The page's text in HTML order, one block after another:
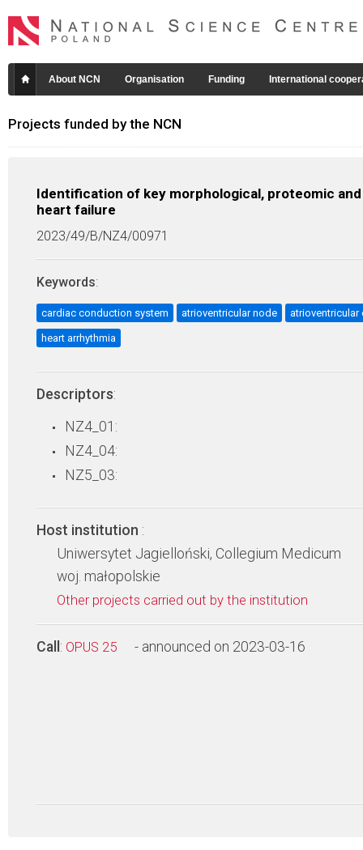
About NCN Organisation Funding International
Projects funded by the NCN
Identification of key morphological, proteomic
heart failure
2023/49/B/NZ4/00971
Keywords:
cardiac conduction system atrioventricular node
heart arrhythmia
Descriptors:
NZ4_01:
NZ4_04:
NZ5_03:
Host institution :
Uniwersytet Jagielloński, Collegium Medicum
woj. małopolskie
Other projects carried out by the institution
Call : OPUS 25 - announced on 2023-03-16